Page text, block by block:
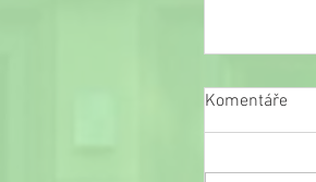
Komentáře